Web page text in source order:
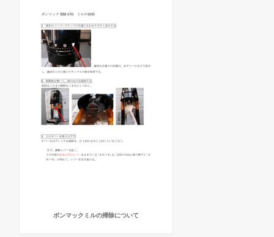
ボンマックミルの掃除について